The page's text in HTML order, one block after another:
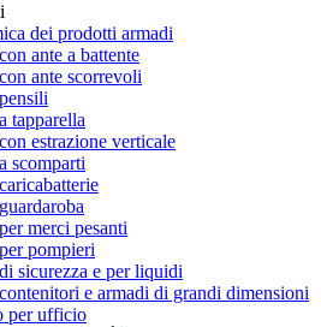
dei prodotti armadi
ante a battente
ante scorrevoli
tapparella
estrazione verticale
scomparti
merci pesanti
pompieri
sicurezza e per liquidi
e armadi di grandi dimensioni
per ufficio